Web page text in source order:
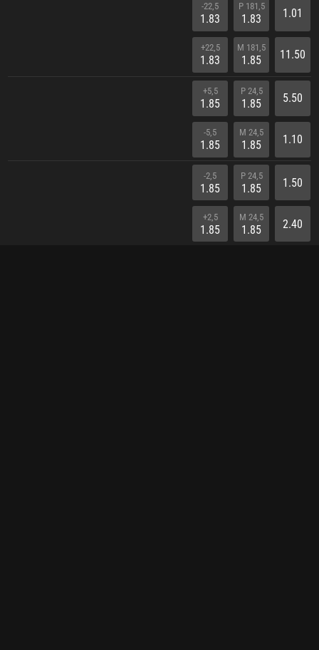
-22,5
1.83
+22,5
1.83
P 181,5
1.83
M 181,5
1.85
1.01
11.50
+5,5
1.85
-5,5
1.85
P 24,5
1.85
M 24,5
1.85
5.50
1.10
-2,5
1.85
+2,5
1.85
P 24,5
1.85
M 24,5
1.85
1.50
2.40